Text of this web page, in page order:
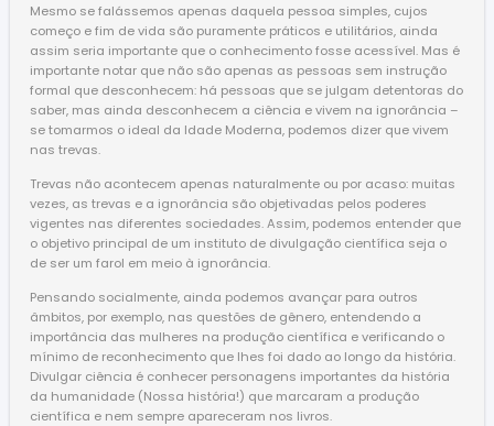
Mesmo se falássemos apenas daquela pessoa simples, cujos
começo e fim de vida são puramente práticos e utilitários, ainda
assim seria importante que o conhecimento fosse acessível. Mas é
importante notar que não são apenas as pessoas sem instrução
formal que desconhecem: há pessoas que se julgam detentoras do
saber, mas ainda desconhecem a ciência e vivem na ignorância –
se tomarmos o ideal da Idade Moderna, podemos dizer que vivem
nas trevas.
Trevas não acontecem apenas naturalmente ou por acaso: muitas
vezes, as trevas e a ignorância são objetivadas pelos poderes
vigentes nas diferentes sociedades. Assim, podemos entender que
o objetivo principal de um instituto de divulgação científica seja o
de ser um farol em meio à ignorância.
Pensando socialmente, ainda podemos avançar para outros
âmbitos, por exemplo, nas questões de gênero, entendendo a
importância das mulheres na produção científica e verificando o
mínimo de reconhecimento que lhes foi dado ao longo da história.
Divulgar ciência é conhecer personagens importantes da história
da humanidade (Nossa história!) que marcaram a produção
científica e nem sempre apareceram nos livros.